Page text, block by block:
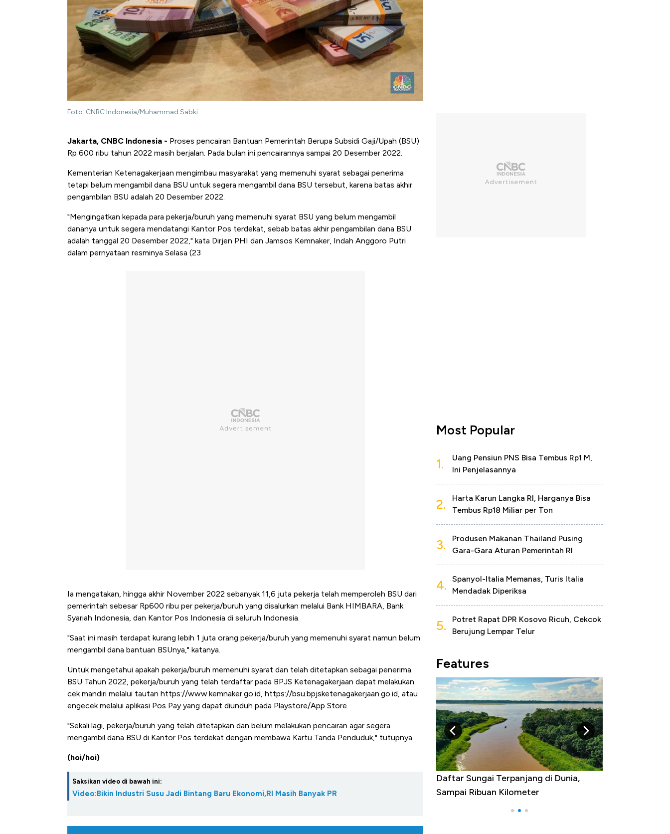
Foto: CNBC Indonesia/Muhammad Sabki
Jakarta, CNBC Indonesia - Proses pencairan Bantuan Pemerintah Berupa Subsidi Gaji/Upah (BSU)
Rp 600 ribu tahun 2022 masih berjalan. Pada bulan ini pencairannya sampai 20 Desember 2022.
Kementerian Ketenagakerjaan mengimbau masyarakat yang memenuhi syarat sebagai penerima
tetapi belum mengambil dana BSU untuk segera mengambil dana BSU tersebut, karena batas akhir
pengambilan BSU adalah 20 Desember 2022.
"Mengingatkan kepada para pekerja/buruh yang memenuhi syarat BSU yang belum mengambil
dananya untuk segera mendatangi Kantor Pos terdekat, sebab batas akhir pengambilan dana BSU
adalah tanggal 20 Desember 2022," kata Dirjen PHI dan Jamsos Kemnaker, Indah Anggoro Putri
dalam pernyataan resminya Selasa (23
Ia mengatakan, hingga akhir November 2022 sebanyak 11,6 juta pekerja telah memperoleh BSU dari
pemerintah sebesar Rp600 ribu per pekerja/buruh yang disalurkan melalui Bank HIMBARA, Bank
Syariah Indonesia, dan Kantor Pos Indonesia di seluruh Indonesia.
"Saat ini masih terdapat kurang lebih 1 juta orang pekerja/buruh yang memenuhi syarat namun belum
mengambil dana bantuan BSUnya," katanya.
Untuk mengetahui apakah pekerja/buruh memenuhi syarat dan telah ditetapkan sebagai penerima
BSU Tahun 2022, pekerja/buruh yang telah terdaftar pada BPJS Ketenagakerjaan dapat melakukan
cek mandiri melalui tautan https://www.kemnaker.go.id, https://bsu.bpjsketenagakerjaan.go.id, atau
engecek melalui aplikasi Pos Pay yang dapat diunduh pada Playstore/App Store.
"Sekali lagi, pekerja/buruh yang telah ditetapkan dan belum melakukan pencairan agar segera
mengambil dana BSU di Kantor Pos terdekat dengan membawa Kartu Tanda Penduduk," tutupnya.
(hoi/hoi)
Saksikan video di bawah ini:
Video:Bikin Industri Susu Jadi Bintang Baru Ekonomi,RI Masih Banyak PR
Most Popular
1.
Uang Pensiun PNS Bisa Tembus Rp1 M,
Ini Penjelasannya
2.
Harta Karun Langka RI, Harganya Bisa
Tembus Rp18 Miliar per Ton
3.
Produsen Makanan Thailand Pusing
Gara-Gara Aturan Pemerintah RI
4.
Spanyol-Italia Memanas, Turis Italia
Mendadak Diperiksa
5.
Potret Rapat DPR Kosovo Ricuh, Cekcok
Berujung Lempar Telur
Features
di Jaman Dulu
Daftar Sungai Terpanjang di Dunia,
Sampai Ribuan Kilometer